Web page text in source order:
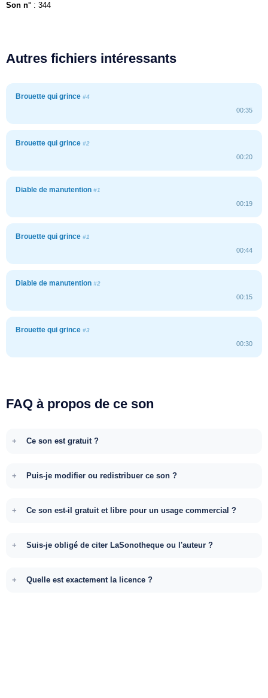
Son n° : 344
Autres fichiers intéressants
Brouette qui grince #4
00:35
Brouette qui grince #2
00:20
Diable de manutention #1
00:19
Brouette qui grince #1
00:44
Diable de manutention #2
00:15
Brouette qui grince #3
00:30
FAQ à propos de ce son
Ce son est gratuit ?
Puis-je modifier ou redistribuer ce son ?
Ce son est-il gratuit et libre pour un usage commercial ?
Suis-je obligé de citer LaSonotheque ou l'auteur ?
Quelle est exactement la licence ?